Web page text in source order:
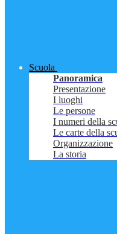
Scuola
Panoramica
Presentazione
I luoghi
Le persone
I numeri della
Le carte della
Organizzazione
La storia